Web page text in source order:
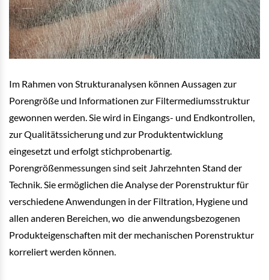
Im Rahmen von Strukturanalysen können Aussagen zur
Porengröße und Informationen zur Filtermediumsstruktur
gewonnen werden. Sie wird in Eingangs- und Endkontrollen,
zur Qualitätssicherung und zur Produktentwicklung
eingesetzt und erfolgt stichprobenartig.
Porengrößenmessungen sind seit Jahrzehnten Stand der
Technik. Sie ermöglichen die Analyse der Porenstruktur für
verschiedene Anwendungen in der Filtration, Hygiene und
allen anderen Bereichen, wo die anwendungsbezogenen
Produkteigenschaften mit der mechanischen Porenstruktur
korreliert werden können.